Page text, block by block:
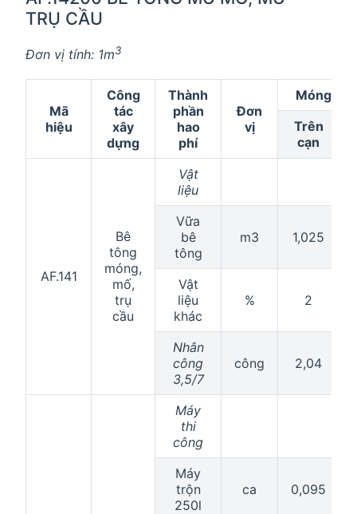
TRỤ CẦU
Đơn vị tính: 1m3
Mã
hiệu
Công
tác
xây
dựng
Thành
phần
hao
phí
Đơn
vị
Móng,
Trên
cạn
AF.141
Bê
tông
móng,
mố,
trụ
cầu
Vật
liệu
Vữa
bê
tông
m3 1,025
Vật
liệu
khác
% 2
Nhân
công
3,5/7
công 2,04
Máy
thi
công
Máy
trộn
250l
ca 0,095